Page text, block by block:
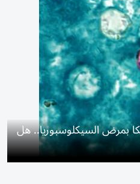
بمرض السيكلوسبوريا.. هل